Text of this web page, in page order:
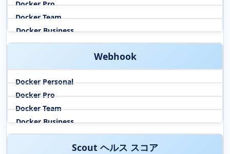
Webhook
Scout ヘルス スコア